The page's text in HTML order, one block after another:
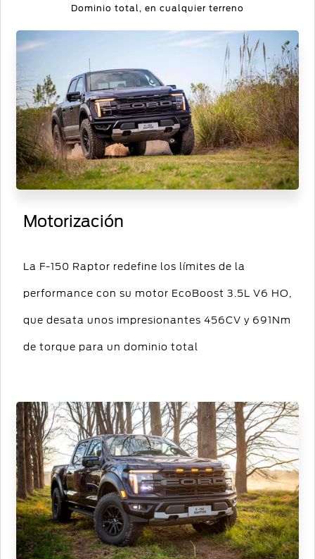
Dominio total, en cualquier terreno
Motorización
La F-150 Raptor redefine los límites de la
performance con su motor EcoBoost 3.5L V6 HO,
que desata unos impresionantes 456CV y 691Nm
de torque para un dominio total